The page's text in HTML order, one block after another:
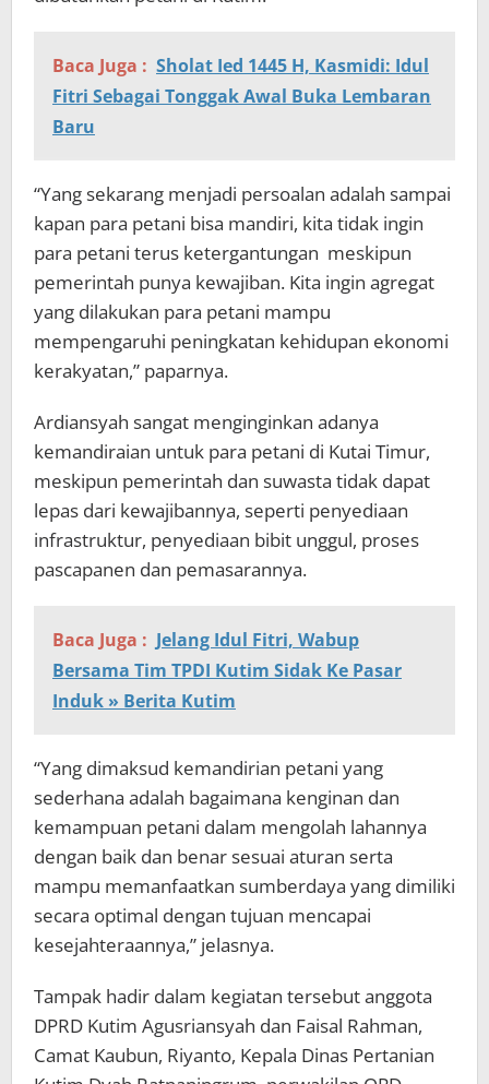
Baca Juga : Sholat Ied 1445 H, Kasmidi: Idul
Fitri Sebagai Tonggak Awal Buka Lembaran
Baru
“Yang sekarang menjadi persoalan adalah sampai
kapan para petani bisa mandiri, kita tidak ingin
para petani terus ketergantungan meskipun
pemerintah punya kewajiban. Kita ingin agregat
yang dilakukan para petani mampu
mempengaruhi peningkatan kehidupan ekonomi
kerakyatan,” paparnya.
Ardiansyah sangat menginginkan adanya
kemandiraian untuk para petani di Kutai Timur,
meskipun pemerintah dan suwasta tidak dapat
lepas dari kewajibannya, seperti penyediaan
infrastruktur, penyediaan bibit unggul, proses
pascapanen dan pemasarannya.
Baca Juga : Jelang Idul Fitri, Wabup
Bersama Tim TPDI Kutim Sidak Ke Pasar
Induk » Berita Kutim
“Yang dimaksud kemandirian petani yang
sederhana adalah bagaimana kenginan dan
kemampuan petani dalam mengolah lahannya
dengan baik dan benar sesuai aturan serta
mampu memanfaatkan sumberdaya yang dimiliki
secara optimal dengan tujuan mencapai
kesejahteraannya,” jelasnya.
Tampak hadir dalam kegiatan tersebut anggota
DPRD Kutim Agusriansyah dan Faisal Rahman,
Camat Kaubun, Riyanto, Kepala Dinas Pertanian